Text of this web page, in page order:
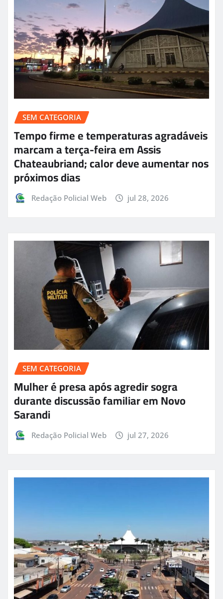
SEM CATEGORIA
Tempo firme e temperaturas agradáveis
marcam a terça-feira em Assis
Chateaubriand; calor deve aumentar nos
próximos dias
Redação Policial Web jul 28, 2026
SEM CATEGORIA
Mulher é presa após agredir sogra
durante discussão familiar em Novo
Sarandi
Redação Policial Web jul 27, 2026